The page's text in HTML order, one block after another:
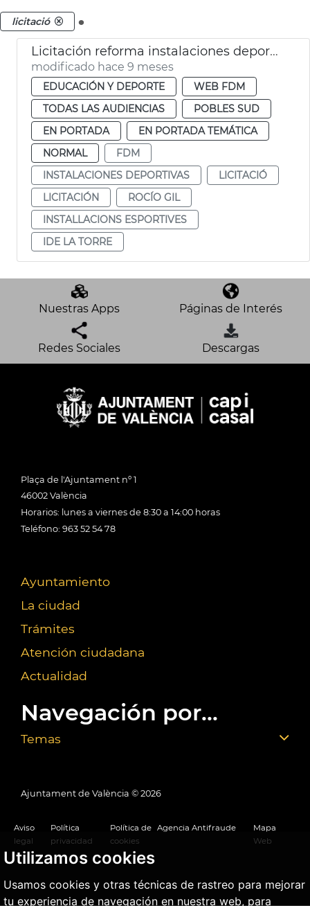
Utilizamos cookies
Usamos cookies y otras técnicas de rastreo para mejorar
tu experiencia de navegación en nuestra web, para
licitació .
Licitación reforma instalaciones deportivas municipales La Torre
modificado hace 9 meses
EDUCACIÓN Y DEPORTE
WEB FDM
TODAS LAS AUDIENCIAS
POBLES SUD
EN PORTADA
EN PORTADA TEMÁTICA
NORMAL
FDM
INSTALACIONES DEPORTIVAS
LICITACIÓ
LICITACIÓN
ROCÍO GIL
INSTALLACIONS ESPORTIVES
IDE LA TORRE
Nuestras Apps Páginas de Interés
Redes Sociales Descargas
Plaça de l'Ajuntament nº 1
46002 València
Horarios: lunes a viernes de 8:30 a 14:00 horas
Teléfono: 963 52 54 78
Ayuntamiento
La ciudad
Trámites
Atención ciudadana
Actualidad
Navegación por...
Temas
Ajuntament de València © 2026
Aviso
legal
Política
privacidad
Política de
cookies
Agencia Antifraude
Mapa
Web